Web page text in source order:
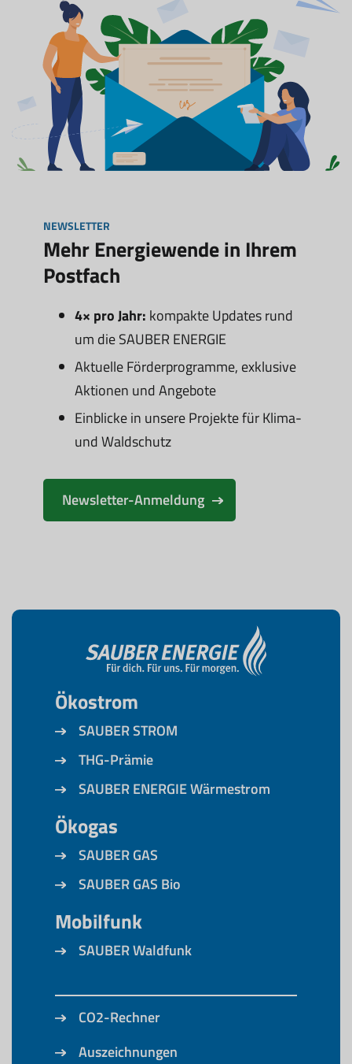
NEWSLETTER
Mehr Energiewende in Ihrem
Postfach
4× pro Jahr: kompakte Updates rund
um die SAUBER ENERGIE
Aktuelle Förderprogramme, exklusive
Aktionen und Angebote
Einblicke in unsere Projekte für Klima-
und Waldschutz
Newsletter-Anmeldung
Ökostrom
SAUBER STROM
THG-Prämie
SAUBER ENERGIE Wärmestrom
Ökogas
SAUBER GAS
SAUBER GAS Bio
Mobilfunk
SAUBER Waldfunk
CO2-Rechner
Auszeichnungen